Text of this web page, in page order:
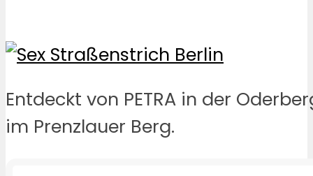
Entdeckt von PETRA in der
im Prenzlauer Berg.